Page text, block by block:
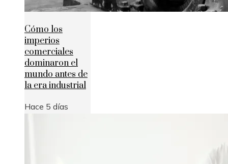
Cómo los
imperios
comerciales
dominaron el
mundo antes de
la era industrial
Hace 5 días